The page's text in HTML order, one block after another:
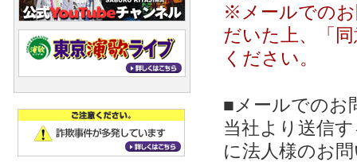
※メールでのお
だいた上、「
ください。
■メールでのお
当社より送信
に法人様のお